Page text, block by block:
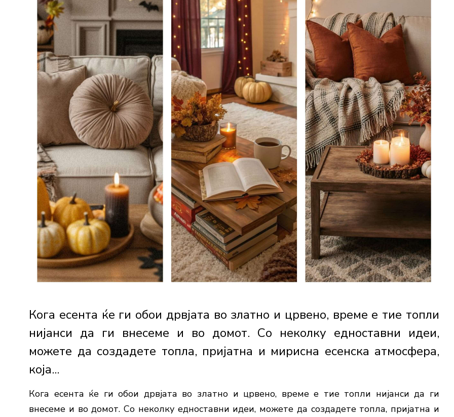
Кога есента ќе ги обои дрвјата во златно и црвено, време е тие топли
нијанси да ги внесеме и во домот. Со неколку едноставни идеи,
можете да создадете топла, пријатна и мирисна есенска атмосфера,
која...
Кога есента ќе ги обои дрвјата во златно и црвено, време е тие топли нијанси да ги
внесеме и во домот. Со неколку едноставни идеи, можете да создадете топла, пријатна и